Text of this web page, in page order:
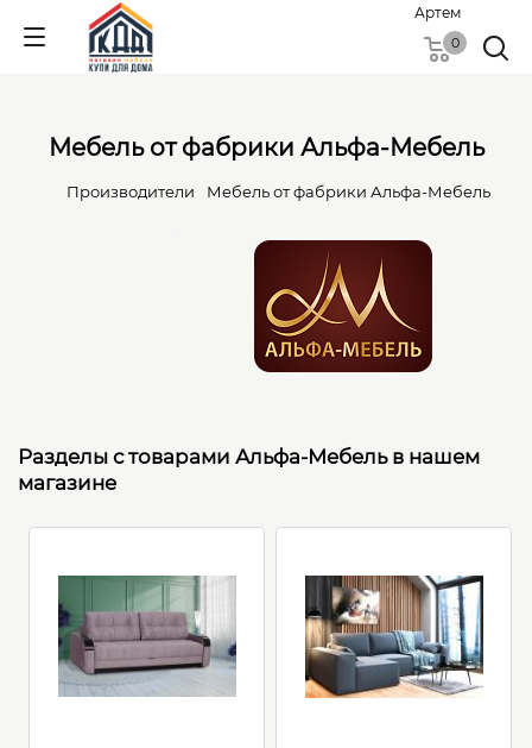
Артем
0
Мебель от фабрики Альфа-Мебель
Производители Мебель от фабрики Альфа-Мебель
Разделы с товарами Альфа-Мебель в нашем
магазине